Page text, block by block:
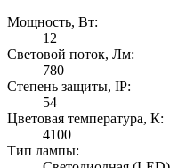
Мощность, Вт:
12
Световой поток, Лм:
780
Степень защиты, IP:
54
Цветовая температура, К:
4100
Тип лампы: